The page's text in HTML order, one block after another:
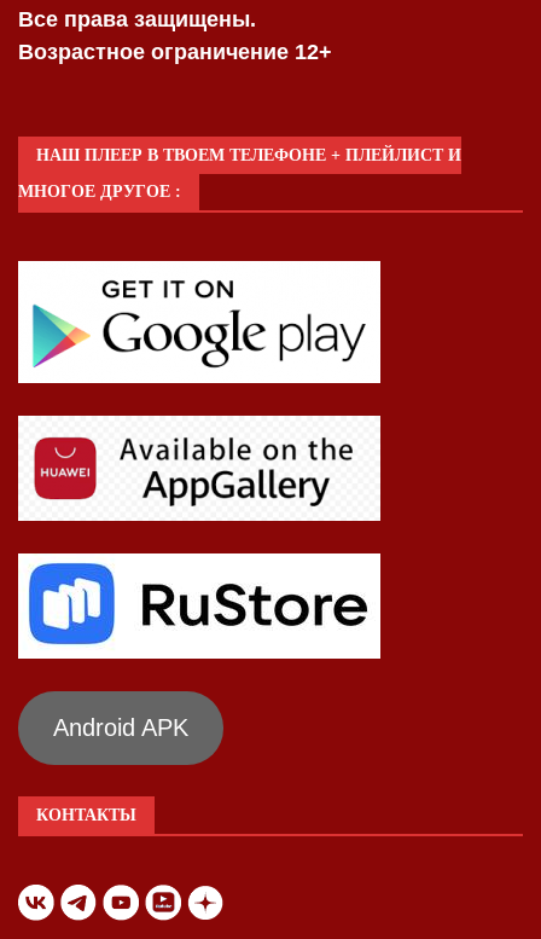
Все права защищены.
Возрастное ограничение 12+
НАШ ПЛЕЕР В ТВОЕМ ТЕЛЕФОНЕ + ПЛЕЙЛИСТ И
МНОГОЕ ДРУГОЕ :
Android APK
КОНТАКТЫ